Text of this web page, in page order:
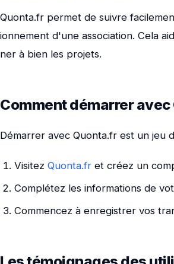
Quonta.fr permet de suivre
ionnement d'une association. Cela
ner à bien les projets.
Comment démarrer
Démarrer avec Quonta.fr est un jeu
Visitez Quonta.fret créez un
Complétez les informations de
Commencez à enregistrer vos